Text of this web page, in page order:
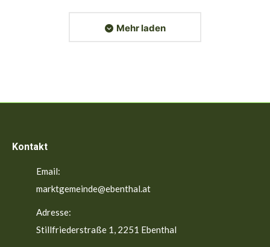
Mehr laden
Kontakt
Email:
marktgemeinde@ebenthal.at
Adresse:
Stillfriederstraße 1, 2251 Ebenthal